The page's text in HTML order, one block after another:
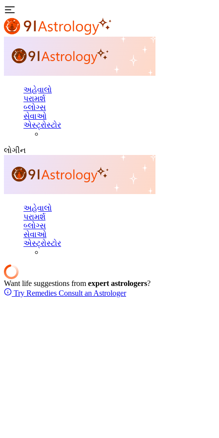
અહેવાલો
પરામર્શ
બ્લોગ્સ
સેવાઓ
એસ્ટ્રોસ્ટોર
લોગીન
અહેવાલો
પરામર્શ
બ્લોગ્સ
સેવાઓ
એસ્ટ્રોસ્ટોર
Want life suggestions from expert astrologers?
Try Remedies Consult an Astrologer